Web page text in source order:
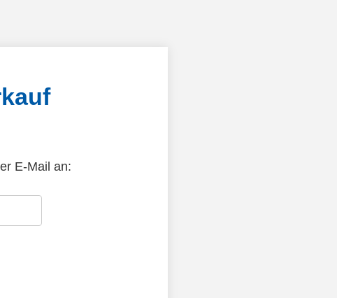
E-Mail an: